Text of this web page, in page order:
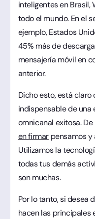
inteligentes en Brasil,
todo el mundo. En el
ejemplo, Estados
45% más de
mensajería móvil en
anterior.
Dicho esto, está
indispensable de
omnicanal exitosa.
en firmarpensamos y
Utilizamos la
todas tus demás
son muchas.
Por lo tanto, si desea
hacen las principales